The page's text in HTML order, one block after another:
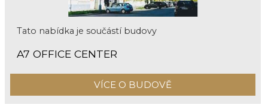
Tato nabídka je součástí budovy
A7 OFFICE CENTER
VÍCE O BUDOVĚ